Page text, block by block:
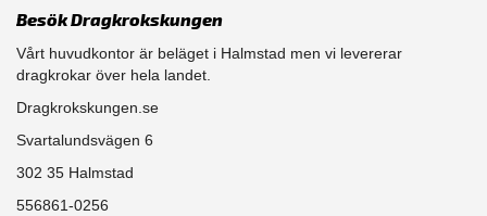
Besök Dragkrokskungen
Vårt huvudkontor är beläget i Halmstad men vi levererar
dragkrokar över hela landet.
Dragkrokskungen.se
Svartalundsvägen 6
302 35 Halmstad
556861-0256